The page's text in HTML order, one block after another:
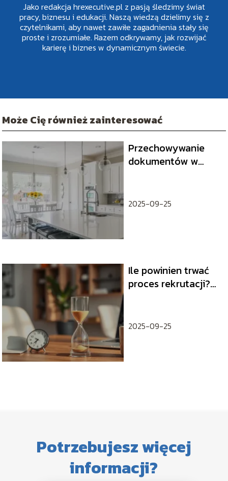
Jako redakcja hrexecutive.pl z pasją śledzimy świat
pracy, biznesu i edukacji. Naszą wiedzą dzielimy się z
czytelnikami, aby nawet zawiłe zagadnienia stały się
proste i zrozumiałe. Razem odkrywamy, jak rozwijać
karierę i biznes w dynamicznym świecie.
Może Cię również zainteresować
Przechowywanie
dokumentów w
przydać
2025-09-25
Ile powinien trwać
proces rekrutacji?
2025-09-25
Potrzebujesz więcej
informacji?